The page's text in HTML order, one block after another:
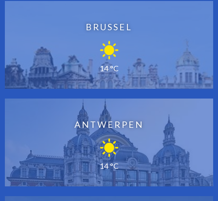
BRUSSEL
14 °C
ANTWERPEN
14 °C